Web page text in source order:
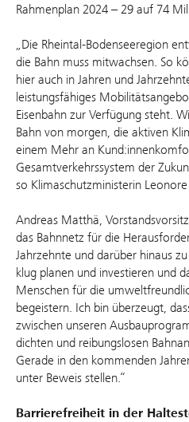
Rahmenplan 2024 – 29 auf 74
„Die Rheintal-Bodenseeregion
die Bahn muss mitwachsen. So
hier auch in Jahren und
leistungsfähiges
Eisenbahn zur Verfügung steht.
Bahn von morgen, die aktiven
einem Mehr an
Gesamtverkehrssystem der
so Klimaschutzministerin
Andreas Matthä,
das Bahnnetz für die
Jahrzehnte und darüber hinaus
klug planen und investieren und
Menschen für die
begeistern. Ich bin überzeugt,
zwischen unseren
dichten und reibungslosen
Gerade in den kommenden
unter Beweis stellen.“
Barrierefreiheit in der